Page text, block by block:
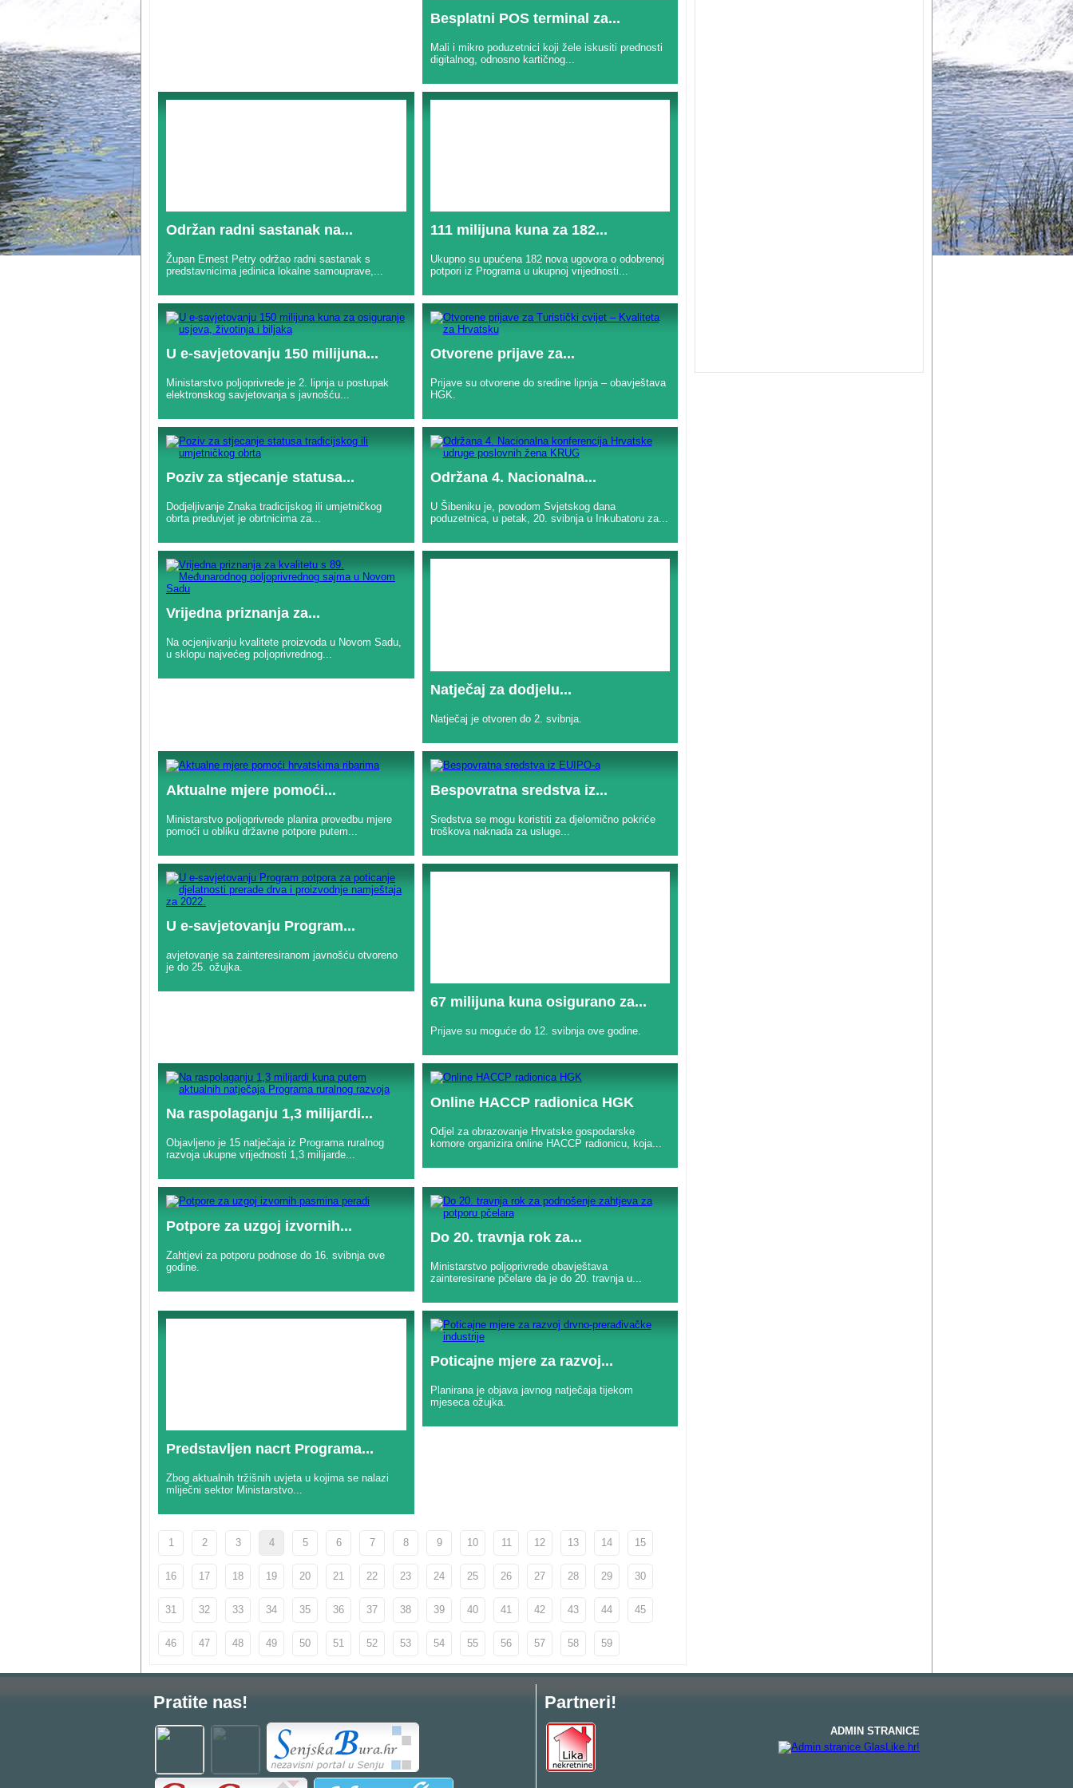
Besplatni POS terminal za...
Mali i mikro poduzetnici koji žele iskusiti prednosti
digitalnog, odnosno kartičnog...
Održan radni sastanak na...
Župan Ernest Petry održao radni sastanak s
predstavnicima jedinica lokalne samouprave,...
111 milijuna kuna za 182...
Ukupno su upućena 182 nova ugovora o odobrenoj
potpori iz Programa u ukupnoj vrijednosti...
U e-savjetovanju 150 milijuna...
Ministarstvo poljoprivrede je 2. lipnja u postupak
elektronskog savjetovanja s javnošću...
Otvorene prijave za...
Prijave su otvorene do sredine lipnja – obavještava
HGK.
Poziv za stjecanje statusa...
Dodjeljivanje Znaka tradicijskog ili umjetničkog
obrta preduvjet je obrtnicima za...
Održana 4. Nacionalna...
U Šibeniku je, povodom Svjetskog dana
poduzetnica, u petak, 20. svibnja u Inkubatoru za...
Vrijedna priznanja za...
Na ocjenjivanju kvalitete proizvoda u Novom Sadu,
u sklopu najvećeg poljoprivrednog...
Natječaj za dodjelu...
Natječaj je otvoren do 2. svibnja.
Aktualne mjere pomoći...
Ministarstvo poljoprivrede planira provedbu mjere
pomoći u obliku državne potpore putem...
Bespovratna sredstva iz...
Sredstva se mogu koristiti za djelomično pokriće
troškova naknada za usluge...
U e-savjetovanju Program...
avjetovanje sa zainteresiranom javnošću otvoreno
je do 25. ožujka.
67 milijuna kuna osigurano za...
Prijave su moguće do 12. svibnja ove godine.
Na raspolaganju 1,3 milijardi...
Objavljeno je 15 natječaja iz Programa ruralnog
razvoja ukupne vrijednosti 1,3 milijarde...
Online HACCP radionica HGK
Odjel za obrazovanje Hrvatske gospodarske
komore organizira online HACCP radionicu, koja...
Potpore za uzgoj izvornih...
Zahtjevi za potporu podnose do 16. svibnja ove
godine.
Do 20. travnja rok za...
Ministarstvo poljoprivrede obavještava
zainteresirane pčelare da je do 20. travnja u...
Predstavljen nacrt Programa...
Zbog aktualnih tržišnih uvjeta u kojima se nalazi
mliječni sektor Ministarstvo...
Poticajne mjere za razvoj...
Planirana je objava javnog natječaja tijekom
mjeseca ožujka.
1 2 3 4 5 6 7 8 9 10 11 12 13 14 15
16 17 18 19 20 21 22 23 24 25 26 27 28 29 30
31 32 33 34 35 36 37 38 39 40 41 42 43 44 45
46 47 48 49 50 51 52 53 54 55 56 57 58 59
Pratite nas! Partneri!
ADMIN STRANICE